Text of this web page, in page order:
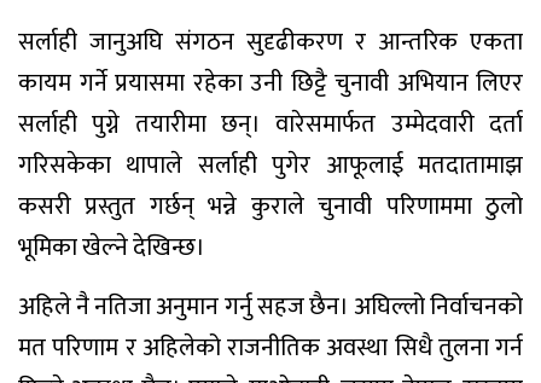
सर्लाही जानुअघि संगठन सुदृढीकरण र आन्तरिक एकता
कायम गर्ने प्रयासमा रहेका उनी छिट्टै चुनावी अभियान लिएर
सर्लाही पुग्ने तयारीमा छन्। वारेसमार्फत उम्मेदवारी दर्ता
गरिसकेका थापाले सर्लाही पुगेर आफूलाई मतदातामाझ
कसरी प्रस्तुत गर्छन् भन्ने कुराले चुनावी परिणाममा ठुलो
भूमिका खेल्ने देखिन्छ।
अहिले नै नतिजा अनुमान गर्नु सहज छैन। अघिल्लो निर्वाचनको
मत परिणाम र अहिलेको राजनीतिक अवस्था सिधै तुलना गर्न